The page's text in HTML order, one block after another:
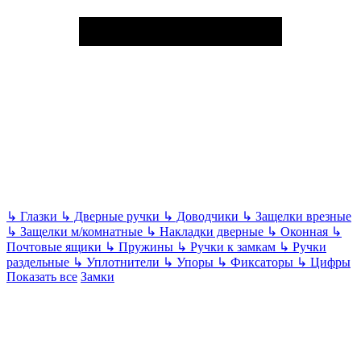
↳ Глазки ↳ Дверные ручки ↳ Доводчики ↳ Защелки врезные
↳ Защелки м/комнатные ↳ Накладки дверные ↳ Оконная ↳
Почтовые ящики ↳ Пружины ↳ Ручки к замкам ↳ Ручки
раздельные ↳ Уплотнители ↳ Упоры ↳ Фиксаторы ↳ Цифры
Показать все Замки